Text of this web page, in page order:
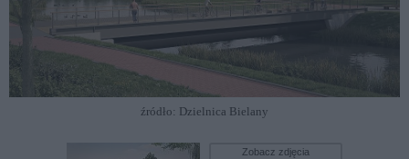
źródło: Dzielnica Bielany
Zobacz zdjęcia